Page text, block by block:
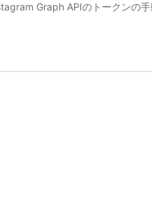
Graph APIのトークンの